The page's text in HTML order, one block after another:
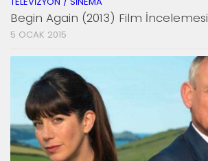
Begin Again (2013) Film İncelemesi
5 OCAK 2015